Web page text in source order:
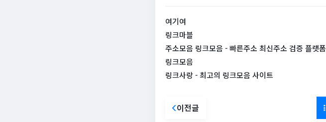
여기여
링크마블
주소모음 링크모음 - 빠른주소 최신주소 검증 플랫폼
링크모음
링크사랑 - 최고의 링크모음 사이트
이전글